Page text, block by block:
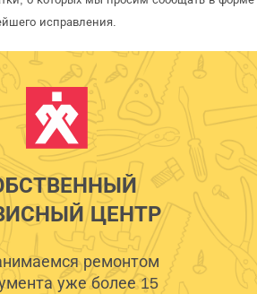
исправления.
ЦЕНТР
ремонтом
уже более 15